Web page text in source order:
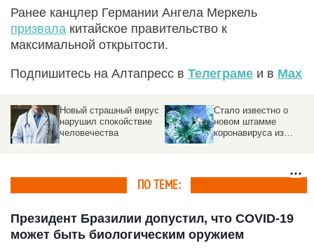
Ранее канцлер Германии Ангела Меркель
призвала китайское правительство к
максимальной открытости.
Подпишитесь на Алтапресс в Телеграме и в Max
Новый страшный вирус
нарушил спокойствие
человечества
Стало известно о
новом штамме
коронавируса из
ПО ТЕМЕ:
Президент Бразилии допустил, что COVID-19
может быть биологическим оружием